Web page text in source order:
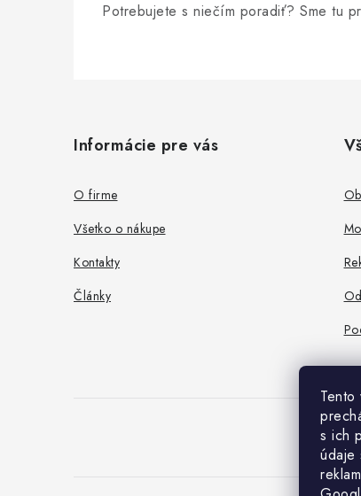
s ich
údaje
Potrebujete s niečím poradiť? Sme tu
Informácie pre vás
O firme
Všetko o nákupe
Kontakty
Články